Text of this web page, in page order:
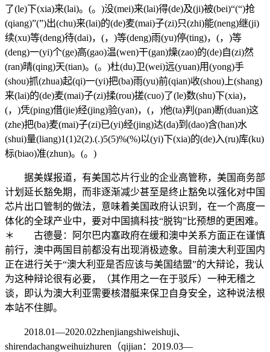
了(le)下(xia)来(lai)。(。)没(mei)来(lai)得(de)及(ji)被(bei)“(“)抢
(qiang)”(”)出(chu)来(lai)的(de)麦(mai)子(zi)只(zhi)能(neng)继(ji)
续(xu)等(deng)待(dai)，(，)等(deng)雨(yu)停(ting)，(，)等
(deng)一(yi)个(ge)高(gao)温(wen)干(gan)燥(zao)的(de)自(zi)然
(ran)晴(qing)天(tian)。(。)杜(du)卫(wei)远(yuan)用(yong)手
(shou)抓(zhua)起(qi)一(yi)把(ba)雨(yu)前(qian)收(shou)上(shang)
来(lai)的(de)麦(mai)子(zi)揉(rou)搓(cuo)了(le)数(shu)下(xia)，
(，)凭(ping)借(jie)经(jing)验(yan)，(，)他(ta)判(pan)断(duan)这
(zhe)把(ba)麦(mai)子(zi)已(yi)经(jing)达(da)到(dao)含(han)水
(shui)量(liang)1(1)2(2).(.)5(5)%(%)以(yi)下(xia)的(de)入(ru)库(ku)
标(biao)准(zhun)。(。)
据美媒报道，有美国芯片行业的企业高管称，美国商务部
计划延长豁免期，而非逐渐减少甚至是终止豁免以强化对中国
芯片出口管制的做法，意味着美国政府认识到，在一个高度一
体化的全球产业中，要对中国搞科技“脱钩”比预想的更困难。
＊ 古德曼：
阿尔巴内塞政府在缓和澳中关系方面正在谨慎
前行，澳中两国目前都没有出现消极迹象。目前澳大利亚国内
正在进行关于“澳大利亚是否应该与美国结盟”的大辩论，我认
为这种辩论很有必要，（其作用之一在于驳斥）一种无稽之
谈，即认为澳大利亚需要核潜艇来保卫自身安全，这种说法根
本站不住脚。
2018.01—2020.02zhenjiangshiweishuji、
shirendachangweihuizhuren（qijian：2019.03—